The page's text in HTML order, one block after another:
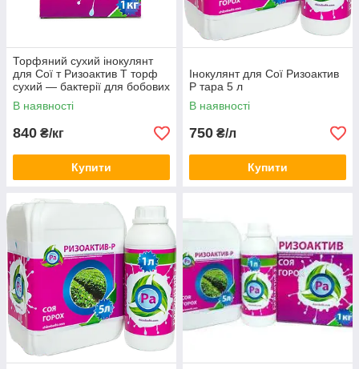
Торфяний сухий інокулянт
для Сої т Ризоактив Т торф
сухий — бактерії для бобових
В наявності
840 ₴/кг
Купити
Інокулянт для Сої Ризоактив
Р тара 5 л
В наявності
750 ₴/л
Купити